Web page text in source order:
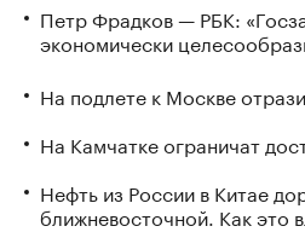
Петр Фрадков — РБК:
экономически
На подлете к Москве
На Камчатке ограничат
Нефть из России в Китае
ближневосточной. Как это